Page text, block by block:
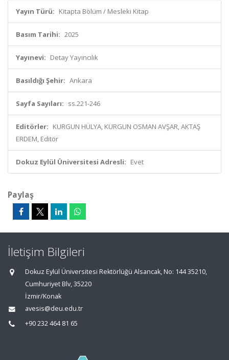
Yayın Türü: Kitapta Bölüm / Mesleki Kitap
Basım Tarihi: 2025
Yayınevi: Detay Yayıncılık
Basıldığı Şehir: Ankara
Sayfa Sayıları: ss.221-246
Editörler: KURGUN HÜLYA, KURGUN OSMAN AVŞAR, AKTAŞ
ERDEM, Editör
Dokuz Eylül Üniversitesi Adresli: Evet
Paylaş
İletişim Bilgileri
Dokuz Eylül Üniversitesi Rektörlüğü Alsancak, No: 144 35210,
Cumhuriyet Blv, 35220
İzmir/Konak
avesis@deu.edu.tr
+90 232 464 81 65